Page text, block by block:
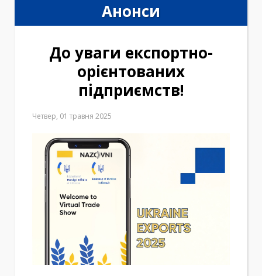
Анонси
До уваги експортно-
орієнтованих
підприємств!
Четвер, 01 травня 2025